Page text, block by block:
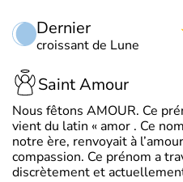
Dernier
croissant de Lune
Saint Amour
Nous fêtons AMOUR. Ce
vient du latin « amor . Ce
notre ère, renvoyait à
compassion. Ce prénom a
discrètement et